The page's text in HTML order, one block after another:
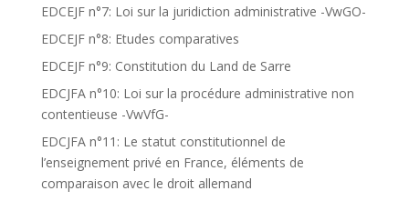
EDCEJF n°7: Loi sur la juridiction administrative -VwGO-
EDCEJF n°8: Etudes comparatives
EDCEJF n°9: Constitution du Land de Sarre
EDCJFA n°10: Loi sur la procédure administrative non
contentieuse -VwVfG-
EDCJFA n°11: Le statut constitutionnel de
l’enseignement privé en France, éléments de
comparaison avec le droit allemand